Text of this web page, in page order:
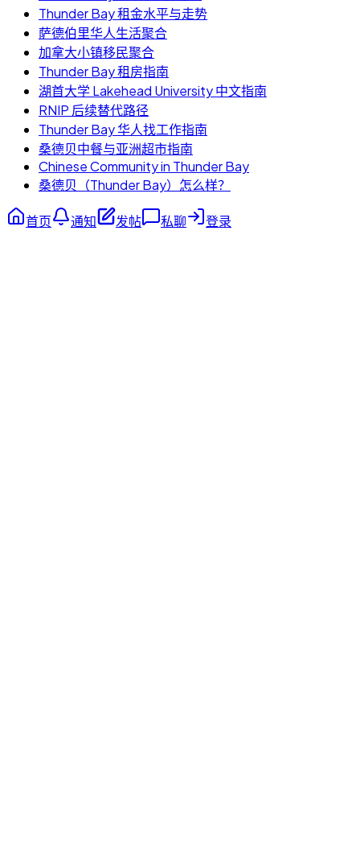
Thunder Bay 租金水平与走势
萨德伯里华人生活聚合
加拿大小镇移民聚合
Thunder Bay 租房指南
湖首大学 Lakehead University 中文指南
RNIP 后续替代路径
Thunder Bay 华人找工作指南
桑德贝中餐与亚洲超市指南
Chinese Community in Thunder Bay
桑德贝（Thunder Bay）怎么样？
首页 通知 发帖 私聊 登录